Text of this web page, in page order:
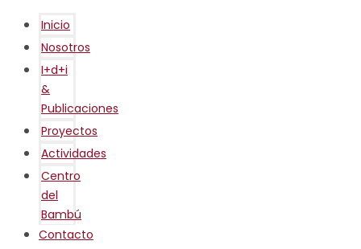
Inicio
Nosotros
I+d+i
&
Publicaciones
Proyectos
Actividades
Centro
del
Bambú
Contacto